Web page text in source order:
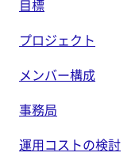
目標
プロジェクト
メンバー構成
事務局
運用コストの検討